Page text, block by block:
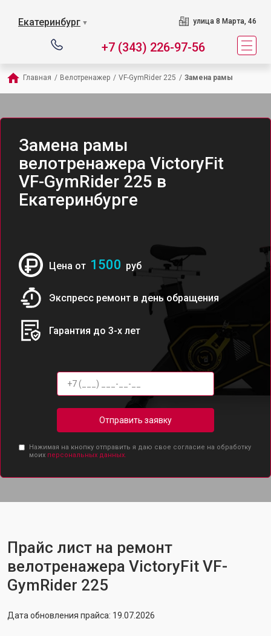
Екатеринбург ▼ улица 8 Марта, 46
+7 (343) 226-97-56
Главная / Велотренажер / VF-GymRider 225 / Замена рамы
Замена рамы
велотренажера VictoryFit
VF-GymRider 225 в
Екатеринбурге
Цена от 1500 руб
Экспресс ремонт в день обращения
Гарантия до 3-х лет
Отправить заявку
Нажимая на кнопку отправить я даю свое согласие на обработку
моих персональных данных.
Прайс лист на ремонт
велотренажера VictoryFit VF-
GymRider 225
Дата обновления прайса: 19.07.2026